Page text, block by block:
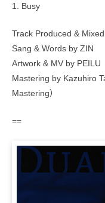
1. Busy
Track Produced &
Sang & Words by ZIN
Artwork & MV by PEILU
Mastering by Kazuhiro
Mastering）
==